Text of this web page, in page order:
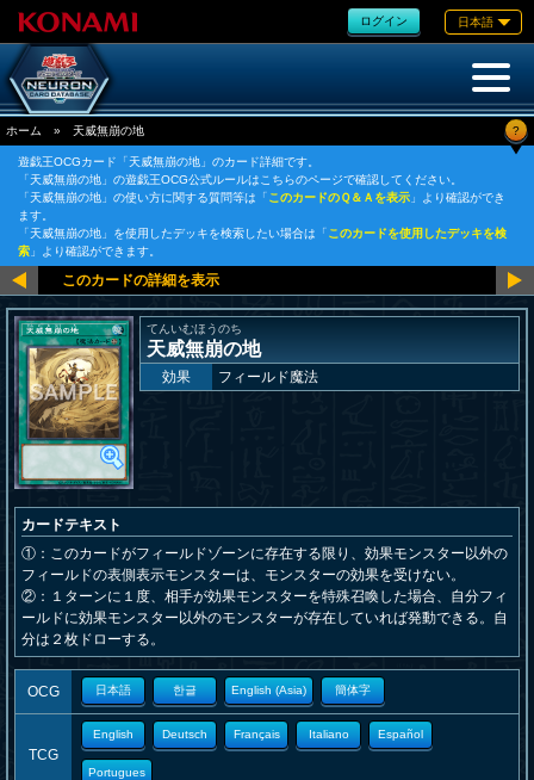
ログイン 日本語
ホーム » 天威無崩の地 ?
遊戯王OCGカード「天威無崩の地」のカード詳細です。
「天威無崩の地」の遊戯王OCG公式ルールはこちらのページで確認してください。
「天威無崩の地」の使い方に関する質問等は「このカードのＱ＆Ａを表示 」より確認ができ
ます。
「天威無崩の地」を使用したデッキを検索したい場合は「このカードを使用したデッキを検
索 」より確認ができます。
てんいむほうのち
天威無崩の地
効果 フィールド魔法
カードテキスト
①：このカードがフィールドゾーンに存在する限り、効果モンスター以外の
フィールドの表側表示モンスターは、モンスターの効果を受けない。
②：１ターンに１度、相手が効果モンスターを特殊召喚した場合、自分フィ
ールドに効果モンスター以外のモンスターが存在していれば発動できる。自
分は２枚ドローする。
OCG 日本語 한글 English (Asia) 簡体字
TCG
English Deutsch Français Italiano Español
Portugues